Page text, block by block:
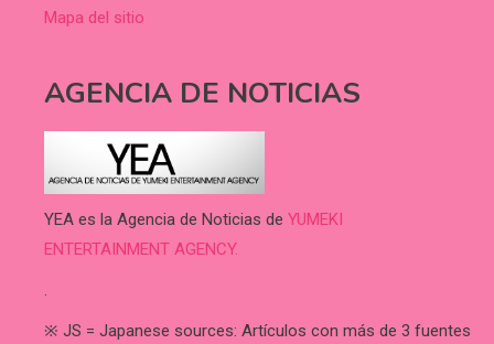
Mapa del sitio
AGENCIA DE NOTICIAS
YEA es la Agencia de Noticias de YUMEKI
ENTERTAINMENT AGENCY.
.
※ JS = Japanese sources: Artículos con más de 3 fuentes